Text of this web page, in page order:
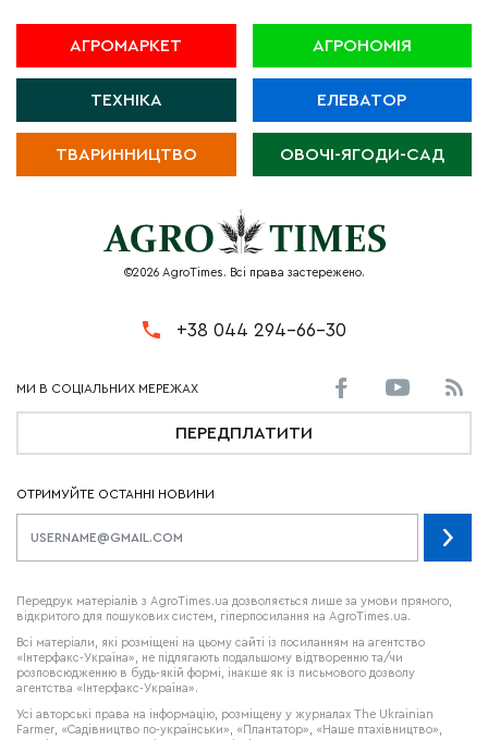
АГРОМАРКЕТ АГРОНОМІЯ
ТЕХНІКА ЕЛЕВАТОР
ТВАРИННИЦТВО ОВОЧІ-ЯГОДИ-САД
©2026 AgroTimes. Всі права застережено.
+38 044 294-66-30
ПЕРЕДПЛАТИТИ
ОТРИМУЙТЕ ОСТАННІ НОВИНИ
Передрук матеріалів з AgroTimes.ua дозволяється лише за умови прямого,
відкритого для пошукових систем, гіперпосилання на AgroTimes.ua.
Всі матеріали, які розміщені на цьому сайті із посиланням на агентство
«Інтерфакс-Україна», не підлягають подальшому відтворенню та/чи
розповсюдженню в будь-якій формі, інакше як із письмового дозволу
агентства «Інтерфакс-Україна».
Усі авторські права на інформацію, розміщену у журналах The Ukrainian
Farmer , «Садівництво по-українськи», «Плантатор», «Наше птахівництво»,